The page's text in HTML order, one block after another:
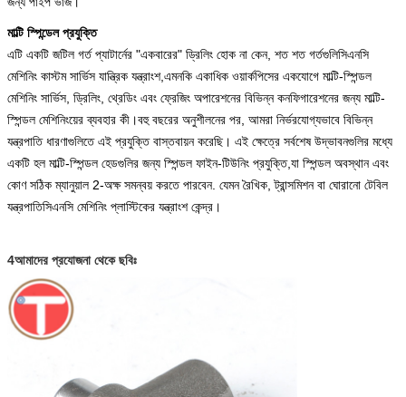
মাল্টি স্পিন্ডেল প্রযুক্তি
এটি একটি জটিল গর্ত প্যাটার্নের "একবারের" ড্রিলিং হোক না কেন, শত শত গর্তগুলিসিএনসি
মেশিনিং কাস্টম সার্ভিস যান্ত্রিক যন্ত্রাংশ,এমনকি একাধিক ওয়ার্কপিসের একযোগে মাল্টি-স্পিন্ডল
মেশিনিং সার্ভিস, ড্রিলিং, থ্রেডিং এবং ফ্রেজিং অপারেশনের বিভিন্ন কনফিগারেশনের জন্য মাল্টি-
স্পিন্ডল মেশিনিংয়ের ব্যবহার কী।বহু বছরের অনুশীলনের পর, আমরা নির্ভরযোগ্যভাবে বিভিন্ন
যন্ত্রপাতি ধারণাগুলিতে এই প্রযুক্তি বাস্তবায়ন করেছি। এই ক্ষেত্রে সর্বশেষ উদ্ভাবনগুলির মধ্যে
একটি হল মাল্টি-স্পিন্ডল হেডগুলির জন্য স্পিন্ডল ফাইন-টিউনিং প্রযুক্তি,যা স্পিন্ডল অবস্থান এবং
কোণ সঠিক ম্যানুয়াল 2-অক্ষ সমন্বয় করতে পারবেন. যেমন রৈখিক, ট্রান্সমিশন বা ঘোরানো টেবিল
যন্ত্রপাতিসিএনসি মেশিনিং প্লাস্টিকের যন্ত্রাংশ কেন্দ্র।
4আমাদের প্রযোজনা থেকে ছবিঃ